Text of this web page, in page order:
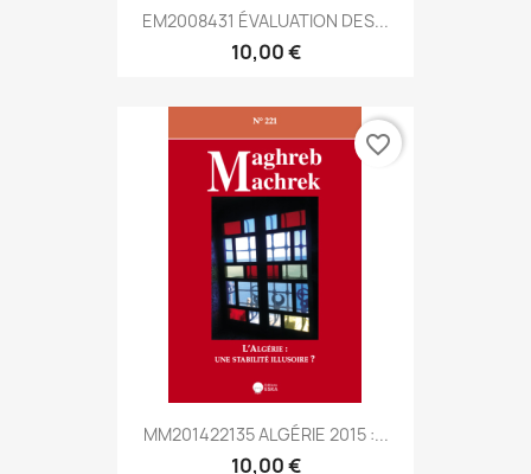
EM2008431 ÉVALUATION DES...
10,00 €
MM201422135 ALGÉRIE 2015 :...
10,00 €
favorite_border